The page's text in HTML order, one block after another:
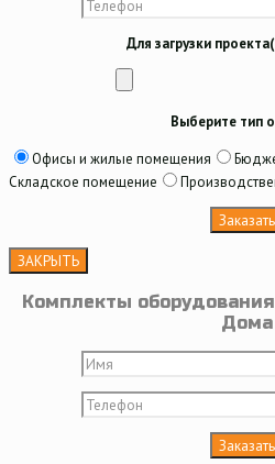
Для загрузки
Выберите тип
Офисы и жилые помещения
Складское помещение
ЗАКРЫТЬ
Комплекты
Дома